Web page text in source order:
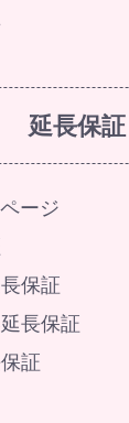
延長保証
ージ
保証
長保証
証